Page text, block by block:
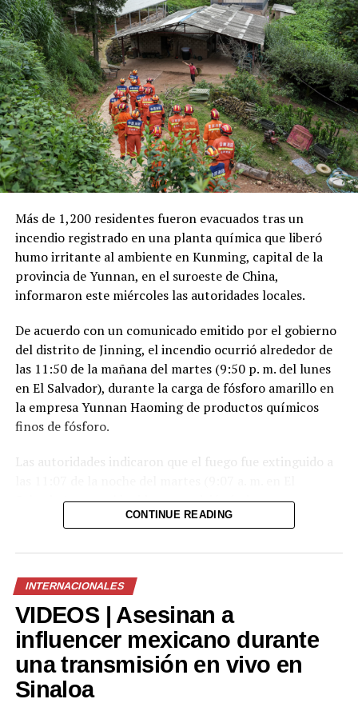
18 octubre, 2019
En «Sucesos»
RELATED TOPICS:
CONDUCTOR
FATAL ACCIDENTE DE TRÁNSITO
VEHÍCULO
UP NEXT
Conductor pierde el control y termina estrellándose
contra un poste en Santa Ana
DON'T MISS
Ecuador mantiene cortes de luz hasta noviembre pero
durarán menos
Las autoridades también señalaron que el robo de
combustible provocó pérdidas cercanas a los 530
millones de dólares para Pemex al cierre del segundo
trimestre, cifra que representa un incremento del 20 %
en comparación con el mismo período de 2025.
Como antecedente, recordaron que una toma
clandestina en un ducto de Pemex provocó una
explosión en 2019, en el estado de Hidalgo, dejando un
saldo de 137 personas fallecidas.
Comparte esto:
Facebook X
Más de 1,200 residentes fueron evacuados tras un
incendio registrado en una planta química que liberó
humo irritante al ambiente en Kunming, capital de la
provincia de Yunnan, en el suroeste de China,
informaron este miércoles las autoridades locales.
De acuerdo con un comunicado emitido por el gobierno
del distrito de Jinning, el incendio ocurrió alrededor de
las 11:50 de la mañana del martes (9:50 p. m. del lunes
en El Salvador), durante la carga de fósforo amarillo en
la empresa Yunnan Haoming de productos químicos
finos de fósforo.
Las autoridades indicaron que el fuego fue extinguido a
Salvador) y que el incidente no dejó víctimas.
humo que degradó temporalmente la calidad del aire en
la zona. Según las autoridades, la exposición a este tipo
de humo puede provocar irritación en los ojos, la nariz y
las vías respiratorias.
Tras el incendio, la empresa suspendió sus operaciones
y su producción. Asimismo, las autoridades informaron
que continuarán con las labores de supervisión y
CONTINUE READING
INTERNACIONALES
VIDEOS | Asesinan a
influencer mexicano durante
una transmisión en vivo en
Sinaloa